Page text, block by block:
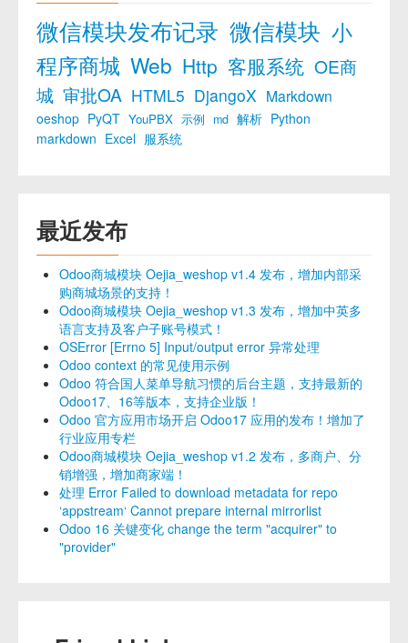
微信模块发布记录 微信模块 小
程序商城 Web Http 客服系统 OE商
城 审批OA HTML5 DjangoX Markdown
oeshop PyQT YouPBX 示例 md 解析 Python
markdown Excel 服系统
最近发布
Odoo商城模块 Oejia_weshop v1.4 发布，增加内部采
购商城场景的支持！
Odoo商城模块 Oejia_weshop v1.3 发布，增加中英多
语言支持及客户子账号模式！
OSError [Errno 5] Input/output error 异常处理
Odoo context 的常见使用示例
Odoo 符合国人菜单导航习惯的后台主题，支持最新的
Odoo17、16等版本，支持企业版！
Odoo 官方应用市场开启 Odoo17 应用的发布！增加了
行业应用专栏
Odoo商城模块 Oejia_weshop v1.2 发布，多商户、分
销增强，增加商家端！
处理 Error Failed to download metadata for repo
‘appstream‘ Cannot prepare internal mirrorlist
Odoo 16 关键变化 change the term "acquirer" to
"provider"